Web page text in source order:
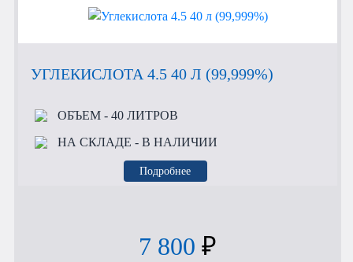
УГЛЕКИСЛОТА 4.5 40 Л (99,999%)
ОБЪЕМ- 40 ЛИТРОВ
НА СКЛАДЕ - В НАЛИЧИИ
Подробнее
7 800 ₽